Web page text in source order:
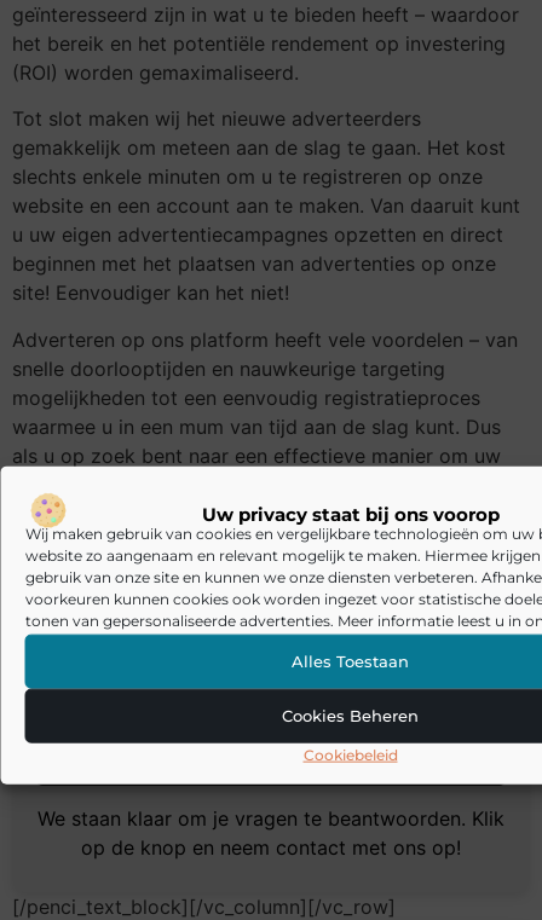
Uw privacy staat bij ons voorop
Wij maken gebruik van cookies en vergelijkbare technologieën om uw
website zo aangenaam en relevant mogelijk te maken. Hiermee
gebruik van onze site en kunnen we onze diensten verbeteren.
voorkeuren kunnen cookies ook worden ingezet voor statistische
tonen van gepersonaliseerde advertenties. Meer informatie leest u in
Alles Toestaan
Cookies Beheren
Cookiebeleid
geïnteresseerd zijn in wat u te bieden heeft – waardoor
het bereik en het potentiële rendement op investering
(ROI) worden gemaximaliseerd.
Tot slot maken wij het nieuwe adverteerders
gemakkelijk om meteen aan de slag te gaan. Het kost
slechts enkele minuten om u te registreren op onze
website en een account aan te maken. Van daaruit kunt
u uw eigen advertentiecampagnes opzetten en direct
beginnen met het plaatsen van advertenties op onze
site! Eenvoudiger kan het niet!
Adverteren op ons platform heeft vele voordelen – van
snelle doorlooptijden en nauwkeurige targeting
mogelijkheden tot een eenvoudig registratieproces
waarmee u in een mum van tijd aan de slag kunt. Dus
als u op zoek bent naar een effectieve manier om uw
processen of lange wachttijden, kijk dan niet verder dan
onze website! Registreer vandaag nog en profiteer van
alle voordelen die we te bieden hebben!
Meer weten?
Neem contact op
We staan klaar om je vragen te beantwoorden. Klik
op de knop en neem contact met ons op!
[/penci_text_block][/vc_column][/vc_row]